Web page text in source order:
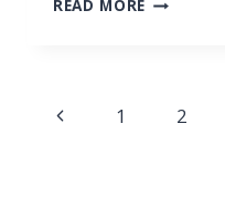
READ MORE
Page
Previous
1 2